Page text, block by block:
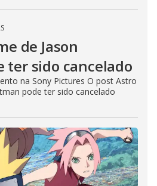
de Jason
ter sido cancelado
na Sony Pictures O post Astro
pode ter sido cancelado